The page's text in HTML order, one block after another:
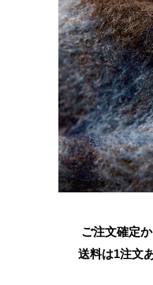
ご注文確定
送料は1注文